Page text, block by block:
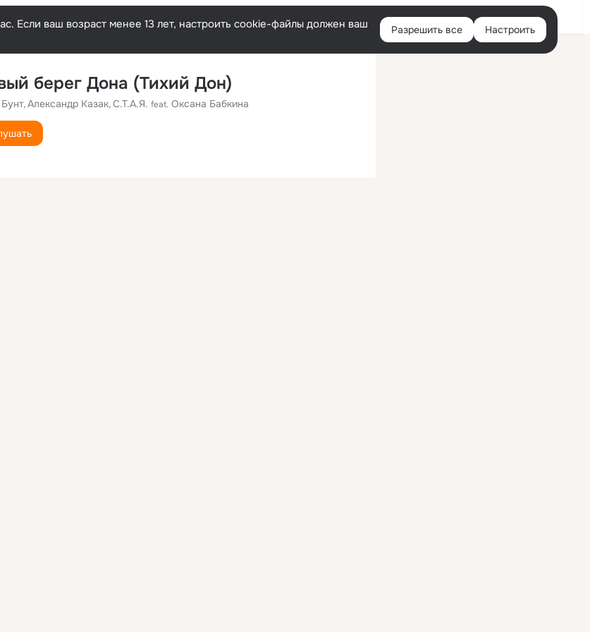
Войти
Если ваш возраст менее 13 лет, настроить cookie-файлы должен ваш
Разрешить все Настроить
берег Дона (Тихий Дон)
Александр Казак С.Т.А.Я. feat. Оксана Бабкина